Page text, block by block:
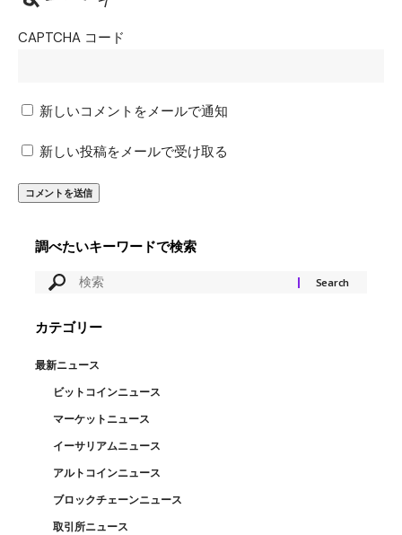
CAPTCHA コード
新しいコメントをメールで通知
新しい投稿をメールで受け取る
調べたいキーワードで検索
カテゴリー
最新ニュース
ビットコインニュース
マーケットニュース
イーサリアムニュース
アルトコインニュース
ブロックチェーンニュース
取引所ニュース